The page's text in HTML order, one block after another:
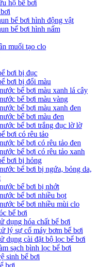
hộ bể bơi
bể bơi hình động vật
bể bơi hình nấm
muối tạo clo
bơi bị đục
bơi bị đổi màu
bể bơi màu xanh lá cây
bể bơi màu vàng
bể bơi màu xanh đen
bể bơi màu đen
bể bơi trắng đục lờ lờ
bơi có rêu tảo
bể bơi có rêu tảo đen
bể bơi có rêu tảo xanh
bơi bị hỏng
bể bơi bị ngứa, bỏng da,
bể bơi bị nhớt
bể bơi nhiều bọt
bể bơi nhiều mùi clo
bể bơi
dụng hóa chất bể bơi
lý sự cố máy bơm bể bơi
dụng cài đặt bộ lọc bể bơi
sạch bình lọc bể bơi
sinh bể bơi
bơi